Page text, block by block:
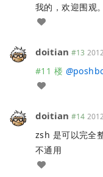
我的，欢迎围观
doitian #13
#11 楼 @
doitian #14
zsh 是可以完全
不通用